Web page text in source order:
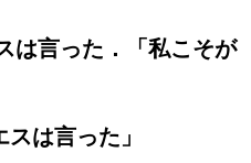
は言った．「私こそ
は言った」